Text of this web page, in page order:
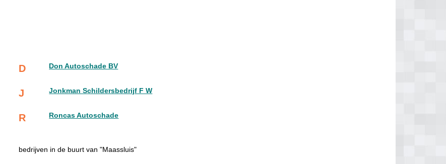
D Don Autoschade BV
J Jonkman Schildersbedrijf F W
R Roncas Autoschade
bedrijven in de buurt van "Maassluis"